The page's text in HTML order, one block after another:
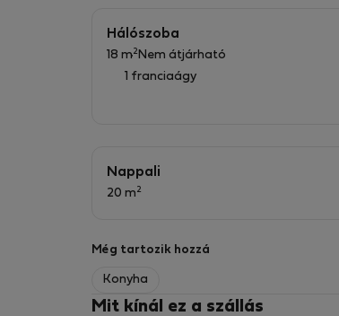
Hálószoba
18 m2 Nem átjárható
1 franciaágy
Nappali
20 m 2
Még tartozik hozzá
Konyha
Mit kínál ez a szállás